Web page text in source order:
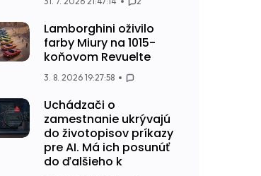
Lamborghini oživilo
farby Miury na 1015-
koňovom Revuelte
3. 8. 2026 19:27:58
Uchádzači o
zamestnanie ukrývajú
do životopisov príkazy
pre AI. Má ich posunúť
do ďalšieho k